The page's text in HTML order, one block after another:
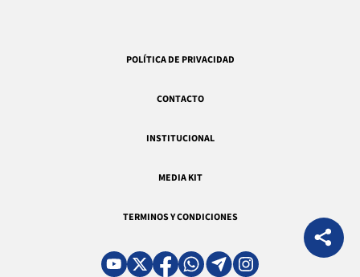
POLÍTICA DE PRIVACIDAD
CONTACTO
INSTITUCIONAL
MEDIA KIT
TERMINOS Y CONDICIONES